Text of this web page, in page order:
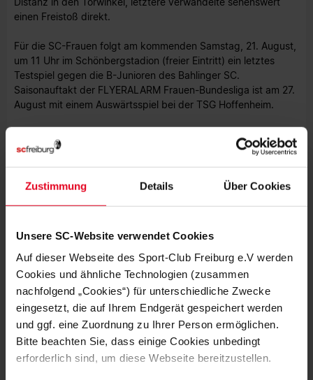
Zustimmung Details Über Cookies
Unsere SC-Website verwendet Cookies
Auf dieser Webseite des Sport-Club Freiburg e.V werden
Cookies und ähnliche Technologien (zusammen
nachfolgend „Cookies“) für unterschiedliche Zwecke
eingesetzt, die auf Ihrem Endgerät gespeichert werden
und ggf. eine Zuordnung zu Ihrer Person ermöglichen.
Bitte beachten Sie, dass einige Cookies unbedingt
erforderlich sind, um diese Webseite bereitzustellen.
einen Freistoß direkt.
Für die SC-Frauen folgt am kommenden Samstag, 21. August,
um 11 Uhr im Schönbergstadion (freier Eintritt) ein letztes
Testspiel gegen die B-Junioren des Bahlinger SC.
Saisonauftakt der FLYERALARM Frauen-Bundesliga ist am 27.
August mit einem Auswärtsspiel bei der TSG Hoffenheim.
Nuding, Steuerwald,
Stegemann, Fellhauer, Knaak, Wittje, Minge, Xhemaili, Kayikci,
Niklas Batsch
Foto: Achim Keller
MEHR NEWS
FRAUEN & MÄDCHEN 09.08.2026